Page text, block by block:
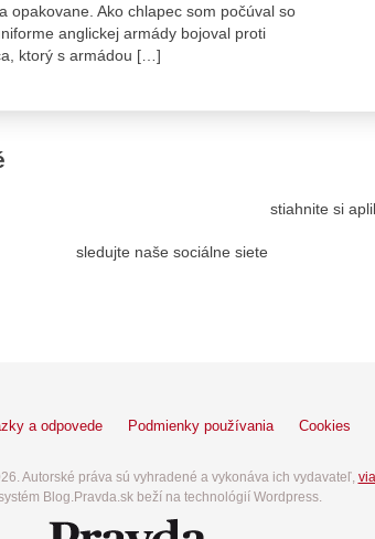
opakovane. Ako chlapec som počúval so
anglickej armády bojoval proti
ktorý s armádou […]
sledujte naše sociálne siete
stiahnite si
a odpovede Podmienky používania Cookies
Autorské práva sú vyhradené a vykonáva ich vydavateľ,
Blog.Pravda.sk beží na technológií Wordpress.